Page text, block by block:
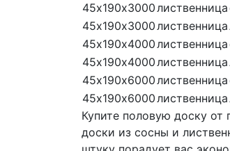
45х190х3000лиственница
45х190х3000лиственница
45х190х4000лиственница
45х190х4000лиственница
45х190х6000лиственница
45х190х6000лиственница
Купите половую доску
доски из сосны и